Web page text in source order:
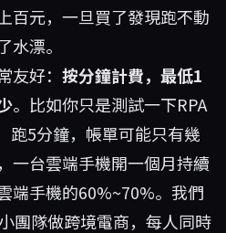
百元，一旦買了發現跑不動
水漂。
好： 按分鐘計費，最低1
。比如你只是測試一下RPA
跑5分鐘，帳單可能只有幾
一台雲端手機開一個月持續
端手機的60%~70%。我們
團隊做跨境電商，每人同時